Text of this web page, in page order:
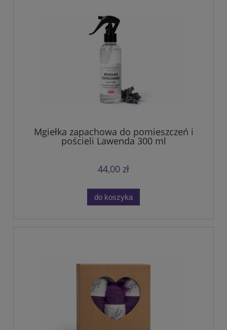
Mgiełka zapachowa do pomieszczeń i
pościeli Lawenda 300 ml
44,00 zł
do koszyka